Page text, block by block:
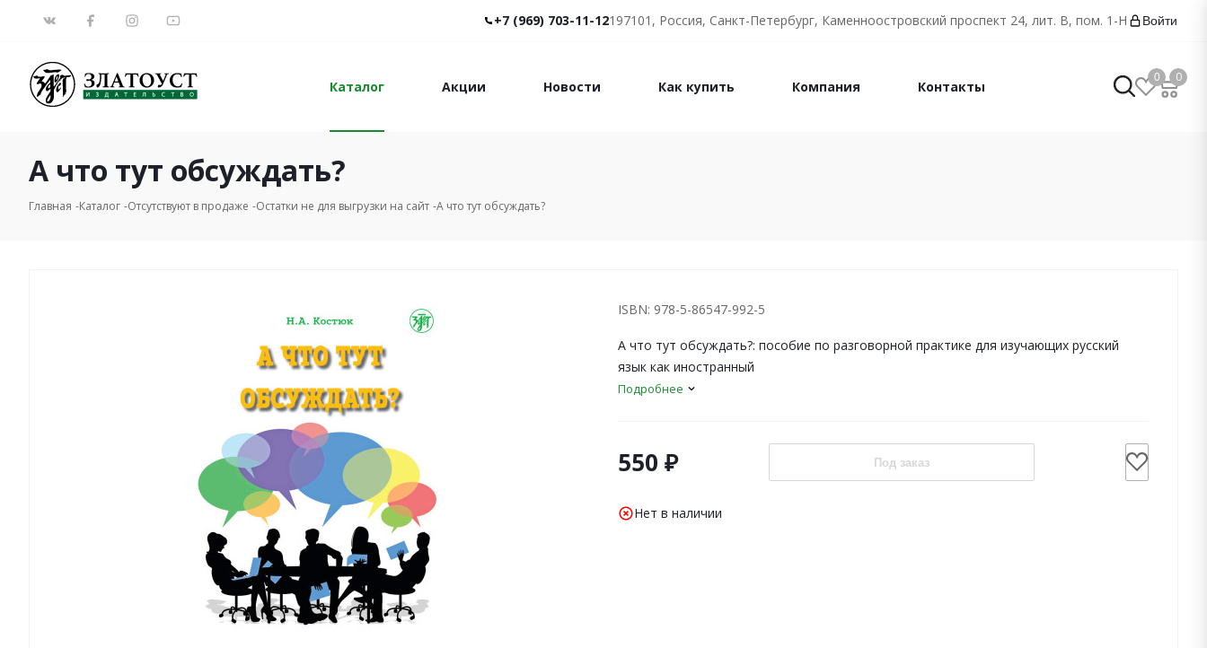
+7 (969) 703-11-12197101, Россия, Санкт-Петербург, Каменноостровский проспект 24, лит. В, пом. 1-Н Войти
Каталог Акции Новости Как купить Компания Контакты
0 0
А что тут обсуждать?
Главная Каталог Отсутствуют в продаже Остатки не для выгрузки на сайт А что тут обсуждать?
ISBN: 978-5-86547-992-5
А что тут обсуждать?: пособие по разговорной практике для изучающих русский
язык как иностранный
Подробнее
550 ₽ Под заказ
Нет в наличии